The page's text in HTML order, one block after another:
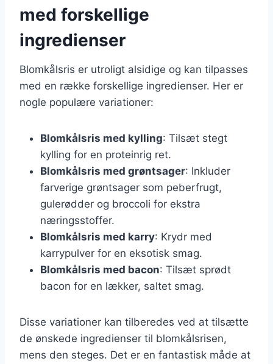
med forskellige
ingredienser
Blomkålsris er utroligt alsidige og kan tilpasses
med en række forskellige ingredienser. Her er
nogle populære variationer:
Blomkålsris med kylling: Tilsæt stegt
kylling for en proteinrig ret.
Blomkålsris med grøntsager: Inkluder
farverige grøntsager som peberfrugt,
gulerødder og broccoli for ekstra
næringsstoffer.
Blomkålsris med karry: Krydr med
karrypulver for en eksotisk smag.
Blomkålsris med bacon: Tilsæt sprødt
bacon for en lækker, saltet smag.
Disse variationer kan tilberedes ved at tilsætte
de ønskede ingredienser til blomkålsrisen,
mens den steges. Det er en fantastisk måde at